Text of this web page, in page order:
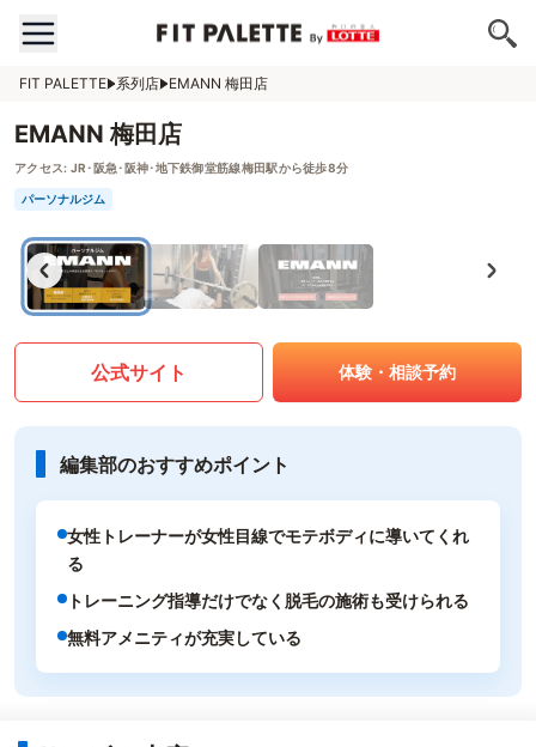
FIT PALETTE 系列店 EMANN 梅田店
EMANN 梅田店
アクセス: JR･阪急･阪神･地下鉄御堂筋線梅田駅から徒歩8分
パーソナルジム
公式サイト 体験・相談予約
編集部のおすすめポイント
女性トレーナーが女性目線でモテボディに導いてくれ
る
トレーニング指導だけでなく脱毛の施術も受けられる
無料アメニティが充実している